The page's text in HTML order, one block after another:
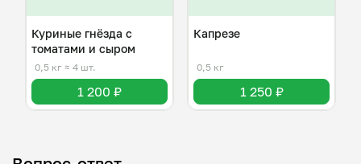
Куриные гнёзда с
томатами и сыром
0,5 кг ≈ 4 шт.
1 200 ₽
Капрезе
0,5 кг
1 250 ₽